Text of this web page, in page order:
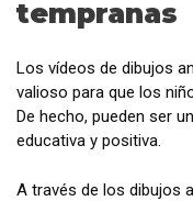
tempranas
Los vídeos de dibujos
valioso para que los
De hecho, pueden ser
educativa y positiva.
A través de los dibujos